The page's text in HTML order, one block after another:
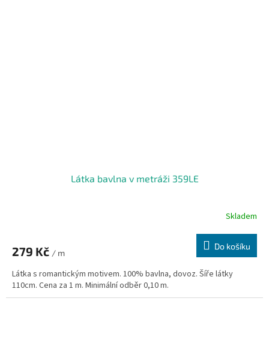
Látka bavlna v metráži 359LE
Skladem
279 Kč / m
Do košíku
Látka s romantickým motivem. 100% bavlna, dovoz. Šíře látky
110cm. Cena za 1 m. Minimální odběr 0,10 m.